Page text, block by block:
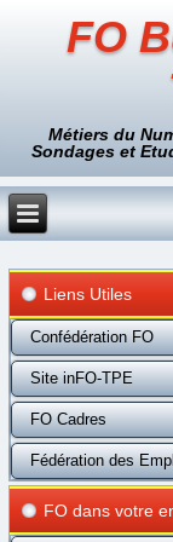
FO
Métiers du
Sondages et
Liens Utiles
Confédération FO
Site inFO-TPE
FO Cadres
Fédération des
FO dans votre